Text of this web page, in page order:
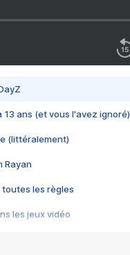
13 ans (et vous l'avez ignoré)
(littéralement)
Rayan
toutes les règles
les jeux vidéo